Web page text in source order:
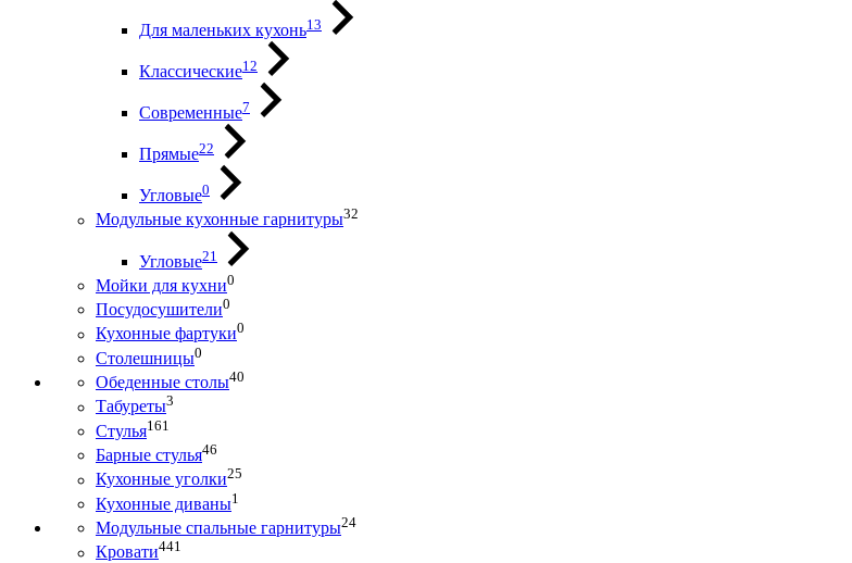
Для маленьких кухонь13
Классические12
Современные7
Прямые22
Угловые0
Модульные кухонные гарнитуры32
Угловые21
Мойки для кухни0
Посудосушители0
Кухонные фартуки0
Столешницы0
Обеденные столы40
Табуреты3
Стулья161
Барные стулья46
Кухонные уголки25
Кухонные диваны1
Модульные спальные гарнитуры24
Кровати441